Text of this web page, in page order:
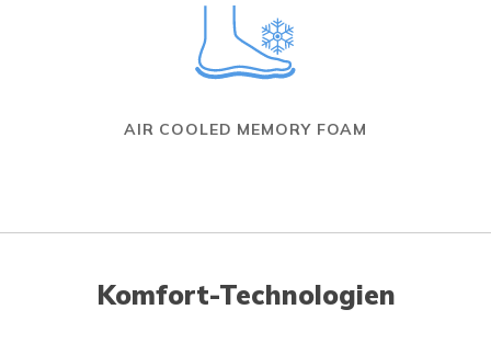
AIR COOLED MEMORY FOAM
Komfort-Technologien